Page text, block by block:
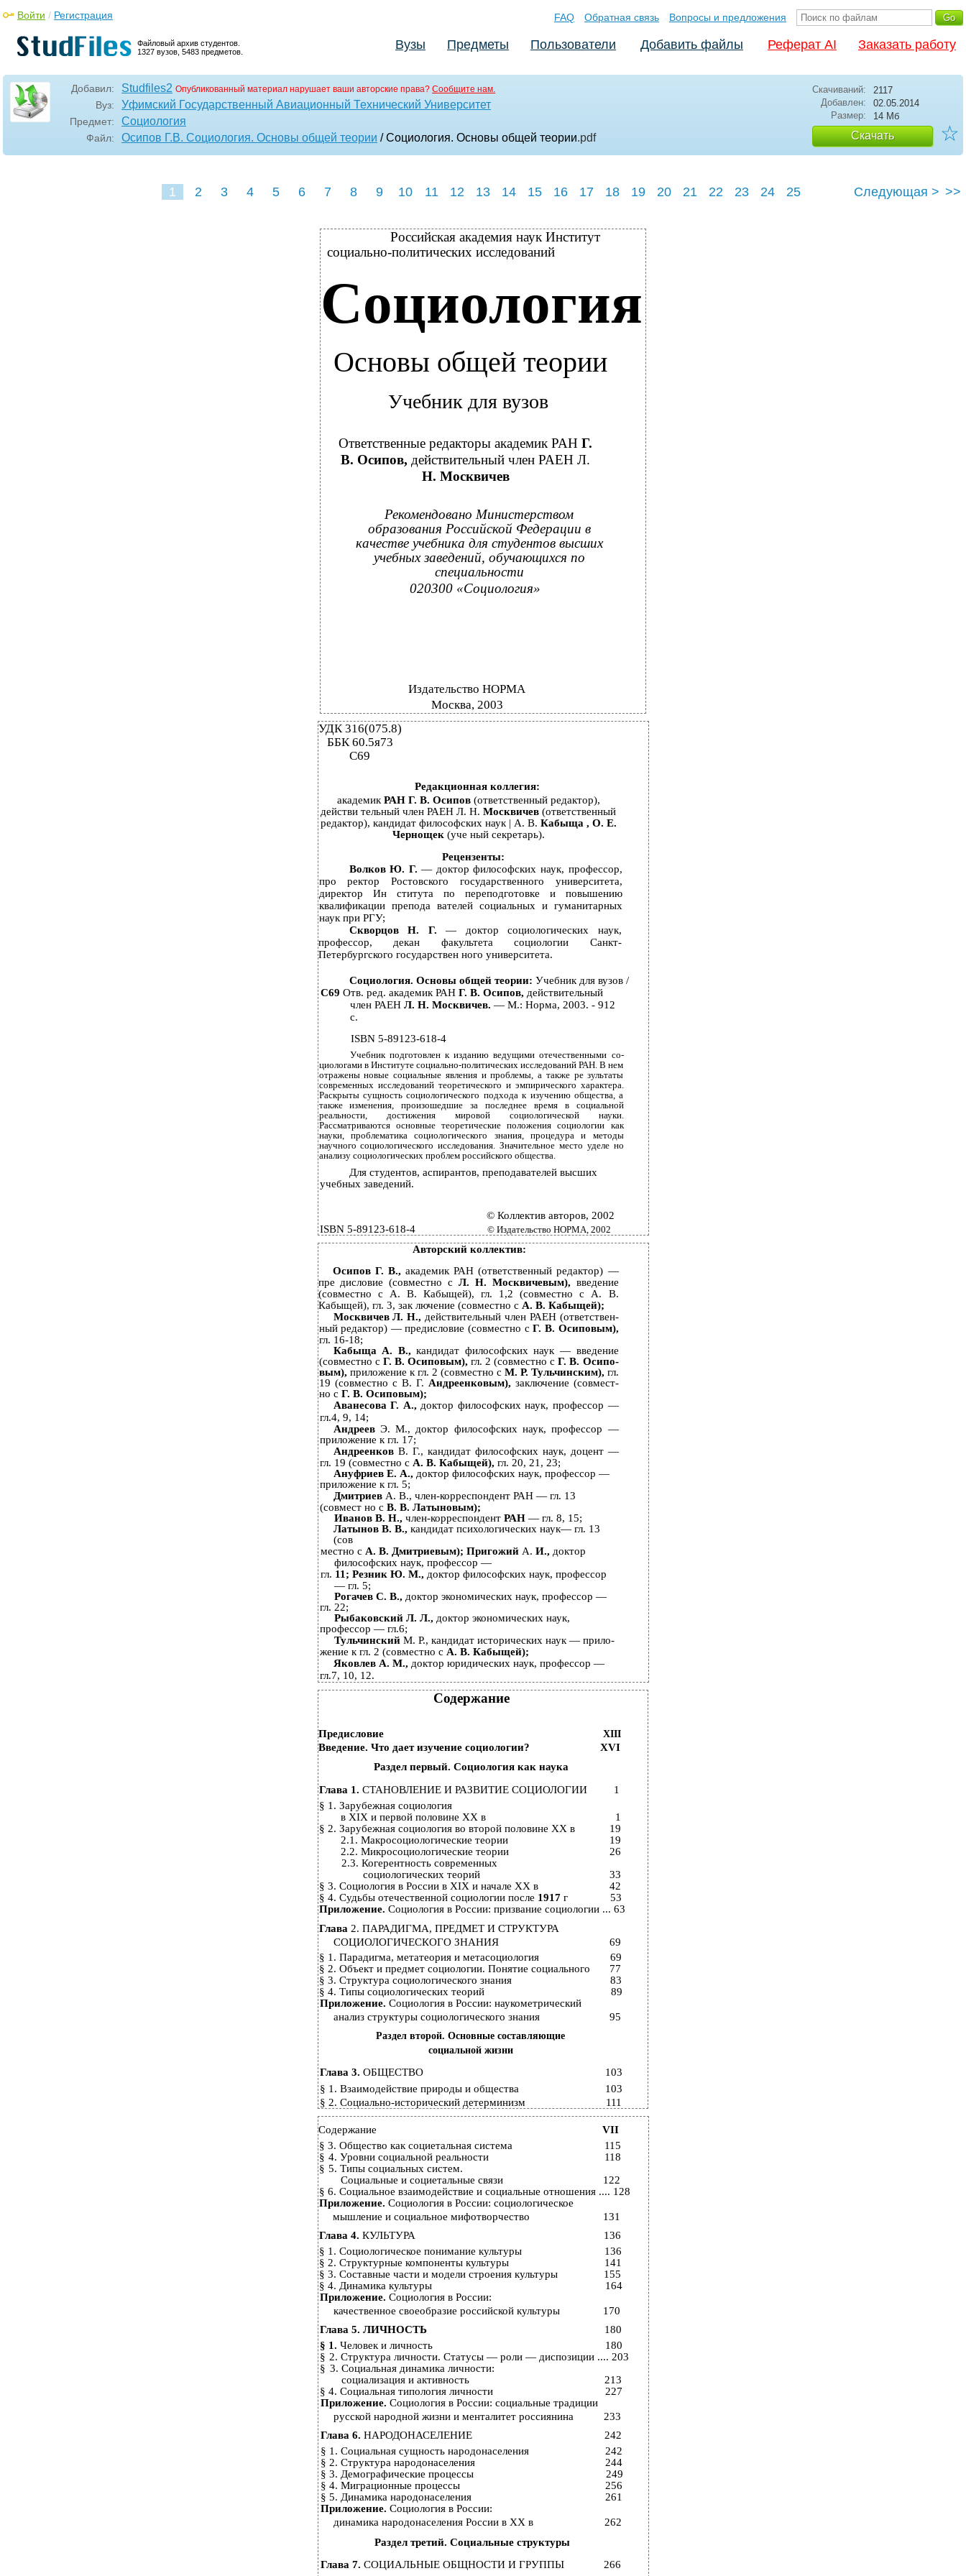
Файловый архив студентов.
1327 вузов, 5483 предметов.
Войти / Регистрация FAQ Обратная связь Вопросы и предложения
Вузы Предметы Пользователи Добавить файлы Реферат AI Заказать работу
Добавил: Studfiles2 Опубликованный материал нарушает ваши авторские права? Сообщите нам.
Вуз: Уфимский Государственный Авиационный Технический Университет
Предмет: Социология
Файл: Осипов Г.В. Социология. Основы общей теории / Социология. Основы общей теории.pdf
Скачиваний:
2117
Добавлен:
02.05.2014
Размер:
14 Мб
Скачать ☆
1 2 3 4 5 6 7 8 9 10 11 12 13 14 15 16 17 18 19 20 21 22 23 24 25 Следующая > >>
Российская академия наук Институт
социально-политических исследований
Социология
Основы общей теории
Учебник для вузов
Ответственные редакторы академик РАН Г.
В. Осипов, действительный член РАЕН Л.
Н. Москвичев
Рекомендовано Министерством
образования Российской Федерации в
качестве учебника для студентов высших
учебных заведений, обучающихся по
специальности
020300 «Социология»
Издательство НОРМА
Москва, 2003
УДК 316(075.8)
ББК 60.5я73
С69
Редакционная коллегия:
академик РАН Г. В. Осипов (ответственный редактор),
действи­ тельный член РАЕН Л. Н. Москвичев (ответственный
редактор), кандидат философских наук | А. В. Кабыща , О. Е.
Чернощек (уче­ ный секретарь).
Рецензенты:
Волков Ю. Г.— доктор философских наук, профессор,
про­ ректор Ростовского государственного университета,
директор Ин­ ститута по переподготовке и повышению
квалификации препода­ вателей социальных и гуманитарных
наук при РГУ;
Скворцов Н. Г. — доктор социологических наук,
профессор, декан факультета социологии Санкт-
Петербургского государствен­ ного университета.
Социология. Основы общей теории: Учебник для вузов /
С69 Отв. ред. академик РАН Г. В. Осипов, действительный
член РАЕН Л. Н. Москвичев. — М.: Норма, 2003. - 912
с.
ISBN 5-89123-618-4
Учебник подготовлен к изданию ведущими отечественными со­
циологами в Институте социально-политических исследований РАН. В нем
отражены новые социальные явления и проблемы, а также ре­ зультаты
современных исследований теоретического и эмпирического характера.
Раскрыты сущность социологического подхода к изучению общества, а
также изменения, произошедшие за последнее время в социальной
реальности, достижения мировой социологической науки.
Рассматриваются основные теоретические положения социологии как
науки, проблематика социологического знания, процедура и методы
научного социологического исследования. Значительное место уделе­ но
анализу социологических проблем российского общества.
Для студентов, аспирантов, преподавателей высших
учебных заведений.
ISBN 5-89123-618-4
© Коллектив авторов, 2002
© Издательство НОРМА, 2002
Авторский коллектив:
Осипов Г. В., академик РАН (ответственный редактор) —
пре­ дисловие (совместно с Л. Н. Москвичевым), введение
(совместно с А. В. Кабыщей), гл. 1,2 (совместно с А. В.
Кабыщей), гл. 3, зак­ лючение (совместно с А. В. Кабыщей);
Москвичев Л. Н., действительный член РАЕН (ответствен­
ный редактор) — предисловие (совместно сГ. В. Осиповым),
гл. 16-18;
Кабыща А. В.,кандидат философских наук — введение
(совместно с Г. В. Осиповым), гл. 2 (совместно сГ. В. Осипо­
вым), приложение к гл. 2 (совместно с М. Р. Тульчинским), гл.
19 (совместно с В. Г. Андреенковым), заключение (совмест­
но с Г. В. Осиповым);
Аванесова Г. А., доктор философских наук, профессор —
гл.4, 9, 14;
Андреев Э. М., доктор философских наук, профессор —
приложение к гл. 17;
Андреенков В. Г., кандидат философских наук, доцент —
гл. 19 (совместно с А. В. Кабыщей), гл. 20, 21, 23;
Ануфриев Е. А., доктор философских наук, профессор —
приложение к гл. 5;
Дмитриев А. В., член-корреспондент РАН — гл. 13
(совмест­ но с В. В. Латыновым);
Иванов В. Н., член-корреспондент РАН — гл. 8, 15;
Латынов В. В., кандидат психологических наук— гл. 13
(сов­
местно с А. В. Дмитриевым); Пригожий А. И., доктор
философских наук, профессор —
гл. 11; Резник Ю. М., доктор философских наук, профессор
— гл. 5;
Рогачев С. В., доктор экономических наук, профессор —
гл. 22;
Рыбаковский Л. Л., доктор экономических наук,
профессор — гл.6;
Тульчинский М. Р., кандидат исторических наук — прило­
жение к гл. 2 (совместно с А. В. Кабыщей);
Яковлев А. М., доктор юридических наук, профессор —
гл.7, 10, 12.
Содержание
Предисловие XIII
Введение. Что дает изучение социологии?
XVI
Раздел первый. Социология как наука
Глава 1. СТАНОВЛЕНИЕ И РАЗВИТИЕ СОЦИОЛОГИИ
1
§ 1. Зарубежная социология
в XIX и первой половине XX в
1
§ 2. Зарубежная социология во второй половине XX в
19
2.1. Макросоциологические теории
19
2.2. Микросоциологические теории
26
2.3. Когерентность современных
социологических теорий
33
§ 3. Социология в России в XIX и начале XX в
42
§ 4. Судьбы отечественной социологии после 1917 г
53
Приложение. Социология в России: призвание социологии ... 63
Глава 2. ПАРАДИГМА, ПРЕДМЕТ И СТРУКТУРА
СОЦИОЛОГИЧЕСКОГО ЗНАНИЯ
69
§ 1. Парадигма, метатеория и метасоциология
69
§ 2. Объект и предмет социологии. Понятие социального
77
§ 3. Структура социологического знания
83
§ 4. Типы социологических теорий
89
Приложение. Социология в России: наукометрический
анализ структуры социологического знания
95
Раздел второй. Основные составляющие
социальной жизни
Глава 3. ОБЩЕСТВО
103
§ 1. Взаимодействие природы и общества
103
§ 2. Социально-исторический детерминизм
111
Содержание
VII
§ 3. Общество как социетальная система
115
§ 4. Уровни социальной реальности
118
§ 5. Типы социальных систем.
Социальные и социетальные связи
122
§ 6. Социальное взаимодействие и социальные отношения .... 128
Приложение. Социология в России: социологическое
мышление и социальное мифотворчество
131
Глава 4. КУЛЬТУРА
136
§ 1. Социологическое понимание культуры
136
§ 2. Структурные компоненты культуры
141
§ 3. Составные части и модели строения культуры
155
§ 4. Динамика культуры
164
Приложение. Социология в России:
качественное своеобразие российской культуры
170
Глава 5. ЛИЧНОСТЬ
180
§ 1. Человек и личность
180
§ 2. Структура личности. Статусы — роли — диспозиции .... 203
§ 3. Социальная динамика личности:
социализация и активность
213
§ 4. Социальная типология личности
227
Приложение. Социология в России: социальные традиции
русской народной жизни и менталитет россиянина
233
Глава 6. НАРОДОНАСЕЛЕНИЕ
242
§ 1. Социальная сущность народонаселения
242
§ 2. Структура народонаселения
244
§ 3. Демографические процессы
249
§ 4. Миграционные процессы
256
§ 5. Динамика народонаселения
261
Приложение. Социология в России:
динамика народонаселения России в XX в
262
Раздел третий. Социальные структуры
Глава 7. СОЦИАЛЬНЫЕ ОБЩНОСТИ И ГРУППЫ
266